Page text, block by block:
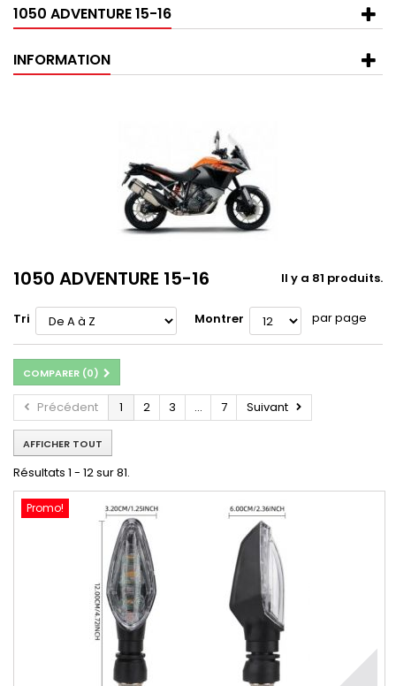
1050 ADVENTURE 15-16
INFORMATION
1050 ADVENTURE 15-16 Il y a 81 produits.
Tri Montrer par page
COMPARER (0)
Précédent 1 2 3 ... 7 Suivant
AFFICHER TOUT
Résultats 1 - 12 sur 81.
Promo!